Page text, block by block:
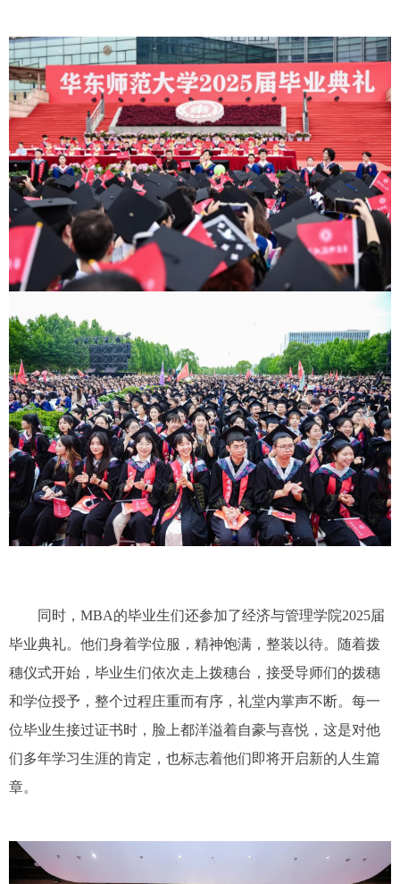
同时， MBA的毕业生们还参加了经济与管理学院2025届
毕业典礼。他们身着学位服，精神饱满，整装以待。随着拨
穗仪式开始，毕业生们依次走上拨穗台，接受导师们的拨穗
和学位授予，整个过程庄重而有序，礼堂内掌声不断。每一
位毕业生接过证书时，脸上都洋溢着自豪与喜悦，这是对他
们多年学习生涯的肯定，也标志着他们即将开启新的人生篇
章。